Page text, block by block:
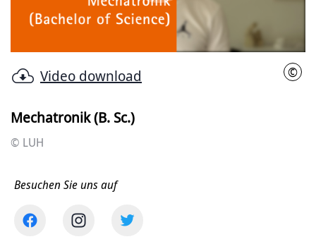
abspielen
©LUH
Video download
Mechatronik (B. Sc.)
© LUH
Besuchen Sie uns auf